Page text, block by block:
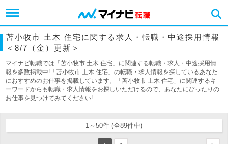
苫小牧市 土木 住宅に関する求人・転職・中途採用情報
＜8/7（金）更新＞
マイナビ転職では「苫小牧市 土木 住宅」に関連する転職・求人・中途採用情
報を多数掲載中!「苫小牧市 土木 住宅」の転職・求人情報を探しているあなた
におすすめのお仕事を掲載しています。「苫小牧市 土木 住宅」に関連するキ
ーワードからも転職・求人情報をお探しいただけるので、あなたにぴったりの
お仕事を見つけてみてください!
1～50件 (全89件中)